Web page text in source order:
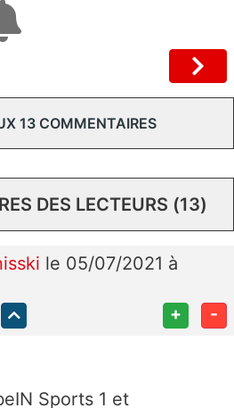
13 COMMENTAIRES
DES LECTEURS (13)
le 05/07/2021 à
+ -
Sports 1 et